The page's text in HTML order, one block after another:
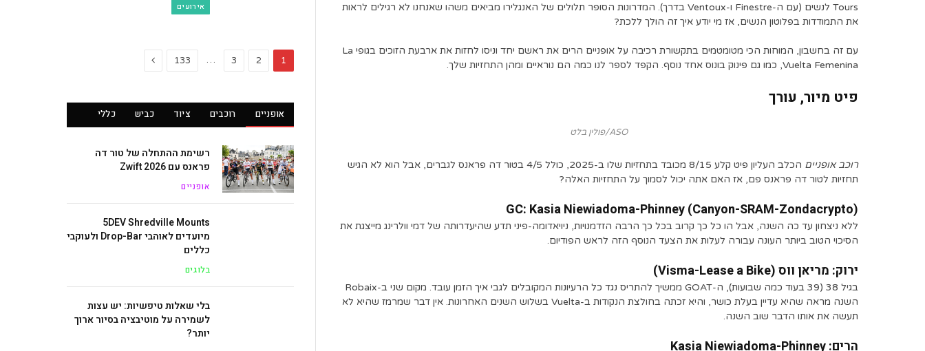
Tours לנשים (עם ה-Finestre ו-Ventoux בדרך). המדרונות הסופר תלולים של האנגלירו מביאים משהו שאנחנו לא רגילים לראות
את התמודדות בפלוטון הנשים, אז מי יודע איך זה הולך ללכת?
עם זה בחשבון, המוחות הכי מטומטמים בתקשורת רכיבה על אופניים הרים את ראשם יחד וניסו לחזות את ארבעת הזוכים בגופי La
Vuelta Femenina, כמו גם פינוק בונוס אחד נוסף. הקפד לספר לנו כמה הם נוראיים ומהן התחזיות שלך.
פיט מיור, עורך
ASO/פולין בלט
רוכב אופניים
הכלב העליון פיט קלע 8/15 מכובד בתחזיות שלו ב-2025, כולל 4/5 בטור דה פראנס לגברים, אבל הוא לא הגיש
תחזיות לטור דה פראנס פם, אז האם אתה יכול לסמוך על התחזיות האלה?
GC: Kasia Niewiadoma-Phinney (Canyon-SRAM-Zondacrypto)
ללא ניצחון עד כה השנה, אבל הו כל כך קרוב בכל כך הרבה הזדמנויות, ניויאדומה-פיני תדע שהיעדרותה של דמי וולרינג מייצגת את
הסיכוי הטוב ביותר העונה עבורה לעלות את הצעד הנוסף הזה לראש הפודיום.
ירוק: מריאן ווס (Visma-Lease a Bike)
בגיל 38 (39 בעוד כמה שבועות), ה-GOAT ממשיך להתריס נגד כל הרעיונות המקובלים לגבי איך הזמן עובד. מקום שני ב-Robaix
השנה מראה שהיא עדיין בעלת כושר, והיא זכתה בחולצת הנקודות ב-Vuelta בשלוש השנים האחרונות. אין דבר שמרמז שהיא לא
תעשה את אותו הדבר שוב השנה.
הרים: Kasia Niewiadoma-Phinney
אירועים
1
2
3
…
133
Next
אופניים רוכבים ציוד כביש כללי
רשימת ההתחלה של טור דה
פראנס עם Zwift 2026
אופניים
5DEV Shredville Mounts
מיועדים לאוהבי Drop-Bar ולעוקבי
כללים
בלוגים
בלי שאלות טיפשיות: יש עצות
לשמירה על מוטיבציה בסיור ארוך
יותר?